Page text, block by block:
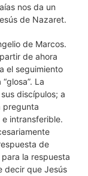
nos da un
de Nazaret.
de Marcos.
de ahora
el seguimiento
La
discípulos; a
pregunta
intransferible.
de
la respuesta
decir que Jesús